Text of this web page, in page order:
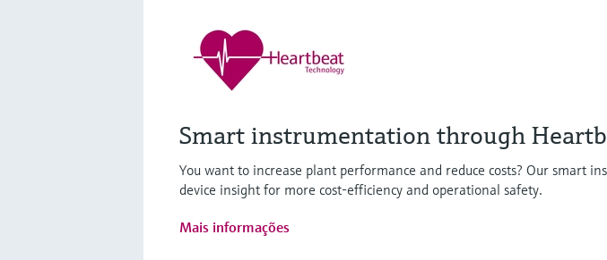
Smart instrumentation through
You want to increase plant performance and reduce costs? Our
device insight for more cost-efficiency and operational safety.
Mais informações